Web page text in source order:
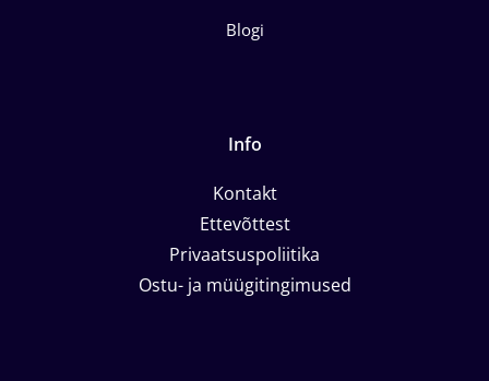
Blogi
Info
Kontakt
Ettevõttest
Privaatsuspoliitika
Ostu- ja müügitingimused